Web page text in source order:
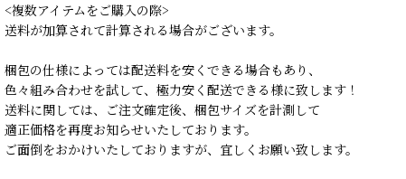
<複数アイテムをご購入の際>
送料が加算されて計算される場合がございます。
梱包の仕様によっては配送料を安くできる場合もあり、
色々組み合わせを試して、極力安く配送できる様に致します！
送料に関しては、ご注文確定後、梱包サイズを計測して
適正価格を再度お知らせいたしております。
ご面倒をおかけいたしておりますが、宜しくお願い致します。